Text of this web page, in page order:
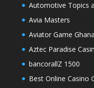
Automotive Topics
Avia Masters
Aviator Game
Aztec Paradise
bancorallZ 1500
Best Online Casino